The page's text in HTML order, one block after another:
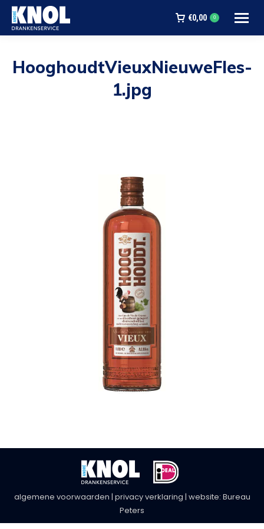
€0,00 0
HooghoudtVieuxNieuweFles-
1.jpg
algemene voorwaarden | privacy verklaring | website: Bureau
Peters